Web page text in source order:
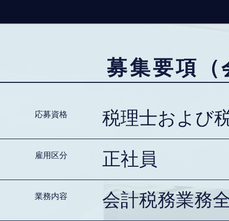
募集要項
応募資格 税理士および
雇用区分 正社員
業務内容 会計税務業務